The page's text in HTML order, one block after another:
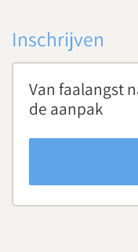
Inschrijven
Van faalangst
de aanpak